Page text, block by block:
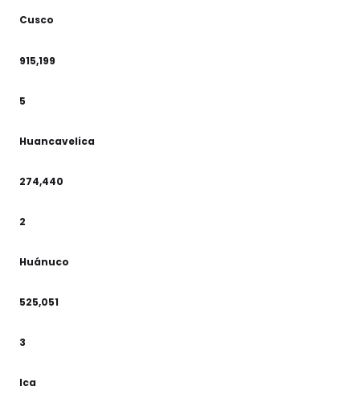
Cusco
915,199
5
Huancavelica
274,440
2
Huánuco
525,051
3
Ica